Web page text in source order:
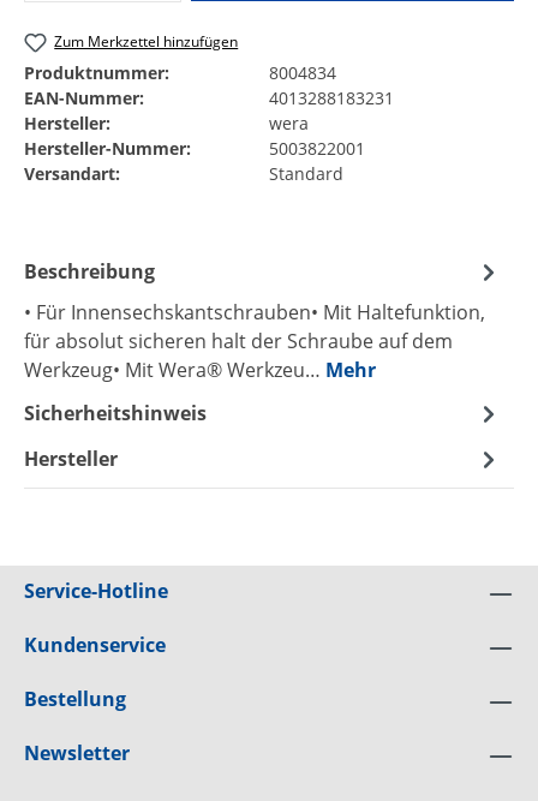
Zum Merkzettel hinzufügen
Produktnummer:
8004834
EAN-Nummer:
4013288183231
Hersteller:
wera
Hersteller-Nummer:
5003822001
Versandart:
Standard
Beschreibung
• Für Innensechskantschrauben• Mit Haltefunktion,
für absolut sicheren halt der Schraube auf dem
Werkzeug• Mit Wera® Werkzeu… Mehr
Sicherheitshinweis
Hersteller
Service-Hotline
Kundenservice
Bestellung
Newsletter